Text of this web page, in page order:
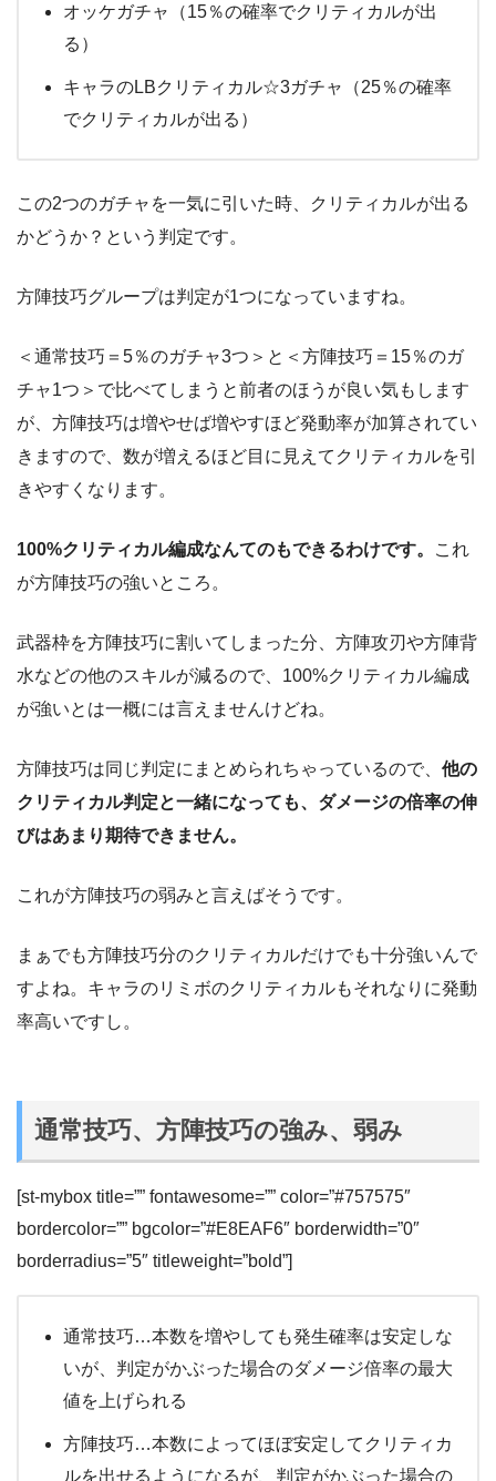
オッケガチャ（15％の確率でクリティカルが出
る）
キャラのLBクリティカル☆3ガチャ（25％の確率
でクリティカルが出る）
この2つのガチャを一気に引いた時、クリティカルが出る
かどうか？という判定です。
方陣技巧グループは判定が1つになっていますね。
＜通常技巧＝5％のガチャ3つ＞と＜方陣技巧＝15％のガ
チャ1つ＞で比べてしまうと前者のほうが良い気もします
が、方陣技巧は増やせば増やすほど発動率が加算されてい
きますので、数が増えるほど目に見えてクリティカルを引
きやすくなります。
100%クリティカル編成なんてのもできるわけです。
これ
が方陣技巧の強いところ。
武器枠を方陣技巧に割いてしまった分、方陣攻刃や方陣背
水などの他のスキルが減るので、100%クリティカル編成
が強いとは一概には言えませんけどね。
方陣技巧は同じ判定にまとめられちゃっているので、 他の
クリティカル判定と一緒になっても、ダメージの倍率の伸
びはあまり期待できません。
これが方陣技巧の弱みと言えばそうです。
まぁでも方陣技巧分のクリティカルだけでも十分強いんで
すよね。キャラのリミボのクリティカルもそれなりに発動
率高いですし。
通常技巧、方陣技巧の強み、弱み
[st-mybox title=”” fontawesome=”” color=”#757575″
bordercolor=”” bgcolor=”#E8EAF6″ borderwidth=”0″
borderradius=”5″ titleweight=”bold”]
通常技巧…本数を増やしても発生確率は安定しな
いが、判定がかぶった場合のダメージ倍率の最大
値を上げられる
方陣技巧…本数によってほぼ安定してクリティカ
ルを出せるようになるが、判定がかぶった場合の